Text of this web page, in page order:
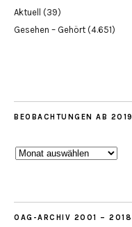
Aktuell (39)
Gesehen – Gehört (4.651)
BEOBACHTUNGEN AB 2019
Beobachtungen
OAG-ARCHIV 2001 – 2018